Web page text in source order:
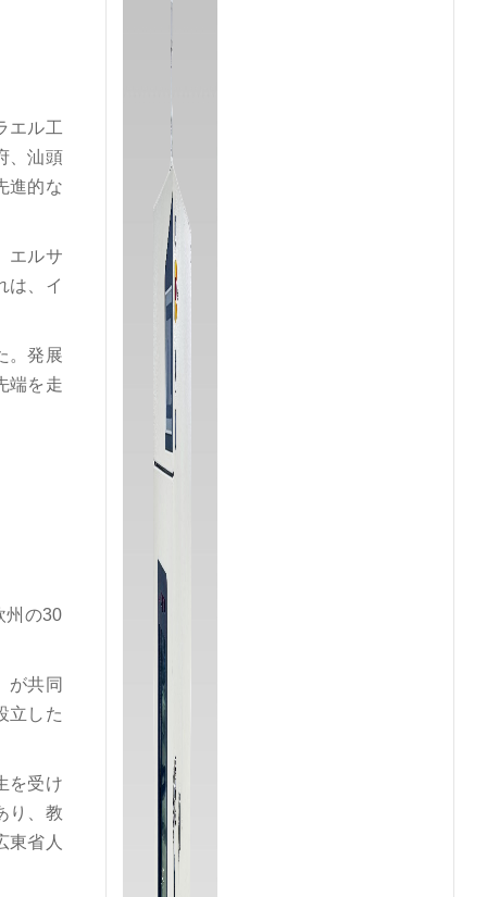
エル工
、汕頭
進的な
エルサ
は、イ
。発展
端を走
州の30
が共同
立した
を受け
り、教
東省人